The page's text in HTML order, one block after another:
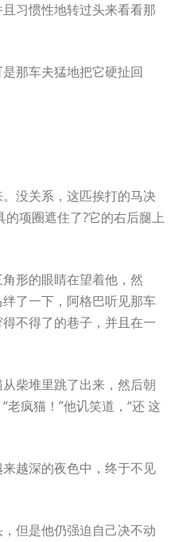
习惯性地转过头来看看那
那车夫猛地把它硬扯回
没关系，这匹挨打的马决
项圈遮住了?它的右后腿上
形的眼睛在望着他，然
了一下，阿格巴听见那车
不得了的巷子，并且在一
柴堆里跳了出来，然后朝
疯猫！”他讥笑道，“还 这
越深的夜色中，终于不见
但是他仍强迫自己决不动